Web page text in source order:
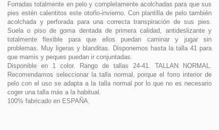
Forradas totalmente en pelo y completamente acolchadas para que sus
pies estén calentitos este otoño-invierno. Con plantilla de pelo también
acolchada y perforada para una correcta transpiración de sus pies.
Suela o piso de goma dentada de primera calidad, antideslizante y
totalmente flexible para que ellos puedan caminar y jugar sin
problemas. Muy ligeras y blanditas. Disponemos hasta la talla 41 para
que mamis y peques puedan ir conjuntadas.
Disponible en 1 color. Rango de tallas 24-41. TALLAN NORMAL.
Recomendamos seleccionar la talla normal, porque el forro interior de
pelo con el uso se adapta a la talla normal por lo que no es necesario
coger una talla más a la habitual.
100% fabricado en ESPAÑA.